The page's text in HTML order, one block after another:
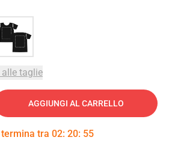
taglie
AGGIUNGI AL CARRELLO
tra 02: 20: 54